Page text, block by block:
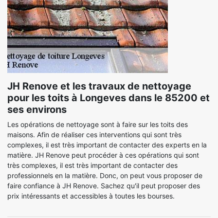
JH Renove et les travaux de nettoyage
pour les toits à Longeves dans le 85200 et
ses environs
Les opérations de nettoyage sont à faire sur les toits des
maisons. Afin de réaliser ces interventions qui sont très
complexes, il est très important de contacter des experts en la
matière. JH Renove peut procéder à ces opérations qui sont
très complexes, il est très important de contacter des
professionnels en la matière. Donc, on peut vous proposer de
faire confiance à JH Renove. Sachez qu'il peut proposer des
prix intéressants et accessibles à toutes les bourses.